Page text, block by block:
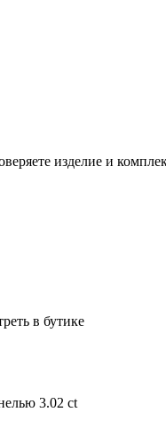
изделие и
в бутике
3.02 ct